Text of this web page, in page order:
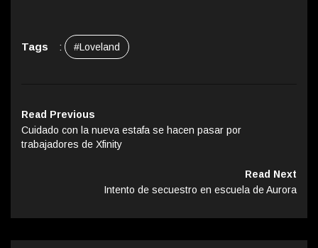
Tags : #Loveland
Read Previous
Cuidado con la nueva estafa se hacen pasar por
trabajadores de Xfinity
Read Next
Intento de secuestro en escuela de Aurora